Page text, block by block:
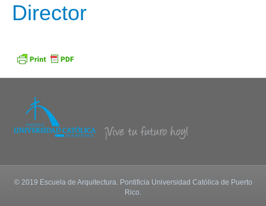
Director
© 2019 Escuela de Arquitectura. Pontificia Universidad Católica de Puerto
Rico.